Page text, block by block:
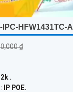
HFW1431TC-A
₫
.
IP POE.